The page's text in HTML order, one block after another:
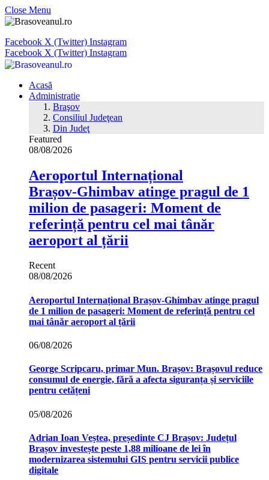
Close Menu
Facebook X (Twitter) Instagram
Facebook X (Twitter) Instagram
Acasă
Administratie
Braşov
Consiliul Judeţean
Din Judeţ
Featured
08/08/2026
Aeroportul Internațional
Brașov‑Ghimbav atinge pragul de 1
milion de pasageri: Moment de
referință pentru cel mai tânăr
aeroport al țării
Recent
08/08/2026
Aeroportul Internațional Brașov‑Ghimbav atinge pragul
de 1 milion de pasageri: Moment de referință pentru cel
mai tânăr aeroport al țării
06/08/2026
George Scripcaru, primar Mun. Brașov: Brașovul reduce
consumul de energie, fără a afecta siguranța și serviciile
pentru cetățeni
05/08/2026
Adrian Ioan Veștea, președinte CJ Brașov: Județul
Brașov investește peste 1,88 milioane de lei în
modernizarea sistemului GIS pentru servicii publice
digitale